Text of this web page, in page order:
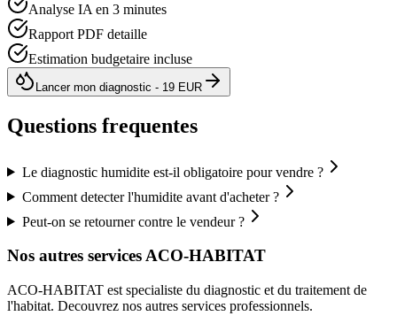
Analyse IA en 3 minutes
Rapport PDF detaille
Estimation budgetaire incluse
Lancer mon diagnostic - 19 EUR
Questions frequentes
Le diagnostic humidite est-il obligatoire pour vendre ?
Comment detecter l'humidite avant d'acheter ?
Peut-on se retourner contre le vendeur ?
Nos autres services ACO-HABITAT
ACO-HABITAT est specialiste du diagnostic et du traitement de
l'habitat. Decouvrez nos autres services professionnels.